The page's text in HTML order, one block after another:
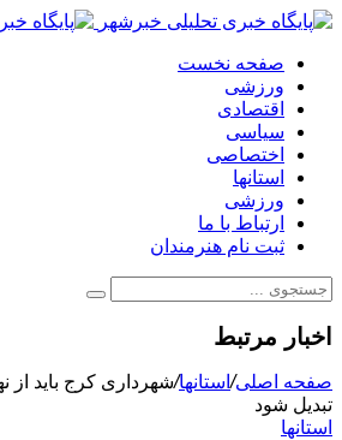
صفحه نخست
ورزشی
اقتصادی
سیاسی
اختصاصی
استانها
ورزشی
ارتباط با ما
ثبت نام هنرمندان
اخبار مرتبط
صفحه اصلی/استانها/شهرداری کرج باید از
تبدیل شود
استانها